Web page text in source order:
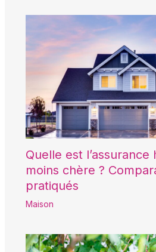
Quelle est l’assurance
moins chère ?
pratiqués
Maison